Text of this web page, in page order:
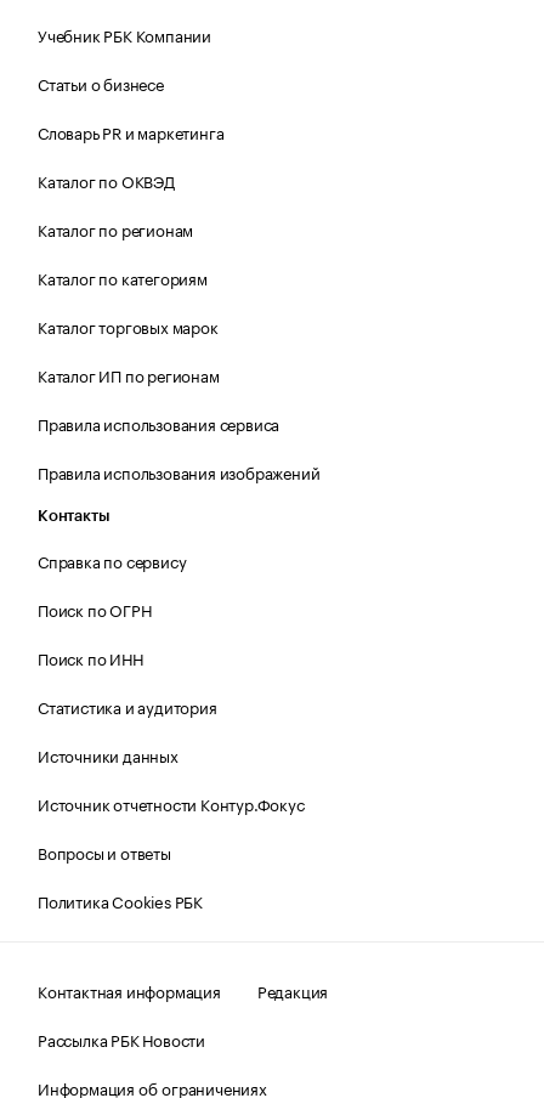
Учебник РБК Компании
Статьи о бизнесе
Словарь PR и маркетинга
Каталог по ОКВЭД
Каталог по регионам
Каталог по категориям
Каталог торговых марок
Каталог ИП по регионам
Правила использования сервиса
Правила использования изображений
Контакты
Справка по сервису
Поиск по ОГРН
Поиск по ИНН
Статистика и аудитория
Источники данных
Источник отчетности Контур.Фокус
Вопросы и ответы
Политика Cookies РБК
Контактная информация
Редакция
Рассылка РБК Новости
Информация об ограничениях